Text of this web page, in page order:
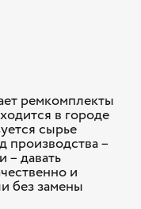
ремкомплекты
в городе
сырье
производства –
– давать
и
без замены